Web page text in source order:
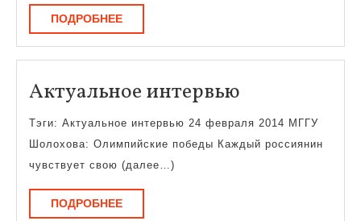
ПОДРОБНЕЕПОДРОБНЕЕ
Актуальное интервью
интервью
Тэги: Актуальное интервью 24 февраля 2014 МГГУ
Шолохова: Олимпийские победы Каждый россиянин
чувствует свою (далее…)
ПОДРОБНЕЕПОДРОБНЕЕ